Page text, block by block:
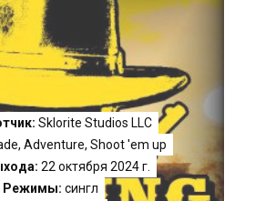
Sklorite Studios LLC
, Adventure, Shoot 'em up
22 октября 2024 г.
Режимы: сингл